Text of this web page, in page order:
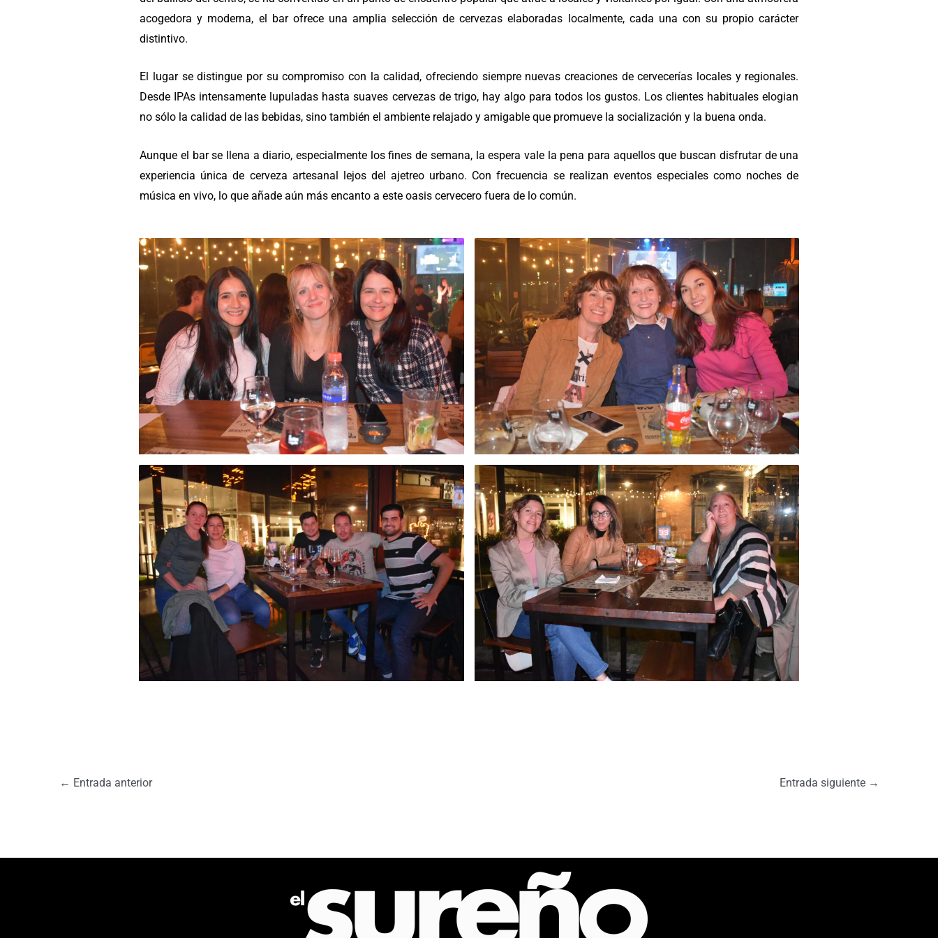
acogedora y moderna, el bar ofrece una amplia selección de cervezas elaboradas localmente, cada una con su propio carácter
distintivo.
El lugar se distingue por su compromiso con la calidad, ofreciendo siempre nuevas creaciones de cervecerías locales y regionales.
Desde IPAs intensamente lupuladas hasta suaves cervezas de trigo, hay algo para todos los gustos. Los clientes habituales elogian
no sólo la calidad de las bebidas, sino también el ambiente relajado y amigable que promueve la socialización y la buena onda.
Aunque el bar se llena a diario, especialmente los fines de semana, la espera vale la pena para aquellos que buscan disfrutar de una
experiencia única de cerveza artesanal lejos del ajetreo urbano. Con frecuencia se realizan eventos especiales como noches de
música en vivo, lo que añade aún más encanto a este oasis cervecero fuera de lo común.
← Entrada anterior Entrada siguiente →